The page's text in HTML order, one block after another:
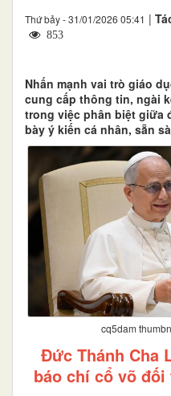
Thứ bảy - 31/01/2026 05:41 |
853
Nhấn mạnh vai trò giáo
cung cấp thông tin, ngài
trong việc phân biệt giữa
bày ý kiến cá nhân, sẵn
cq5dam
Đức Thánh Cha
báo chí cổ võ